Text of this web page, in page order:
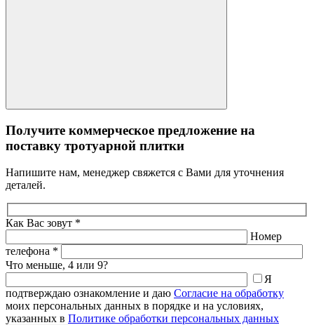
Получите коммерческое предложение на
поставку тротуарной плитки
Напишите нам, менеджер свяжется с Вами для уточнения
деталей.
Как Вас зовут *
Номер
телефона *
Что меньше, 4 или 9?
Я
подтверждаю ознакомление и даю Согласие на обработку
моих персональных данных в порядке и на условиях,
указанных в Политике обработки персональных данных